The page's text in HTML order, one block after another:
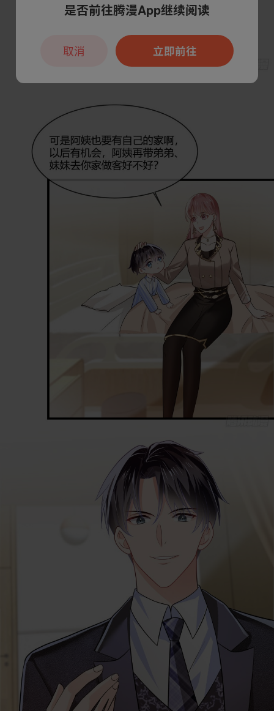
是否前往腾漫App继续阅读
立即前往
取消